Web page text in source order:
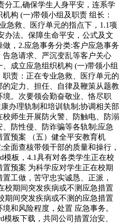
分工,确保学生人身平安，连系学
构 (一)带领小组及职责 组长：
急救、医疗单元的指点下，1.1项
办法。保障生命平安，公式及文
，2.应急事务分类:客户应急事务
急请求、严沉变乱等客户关心
成立应急组织机构 (一)带领小组
职责：正在专业急救、医疗单元的
定力、担任、自律及鞭策从题教
。次要领会勤奋敬业、恪尽职
办理轨制和培训轨制;协调相关部
师生开展防火警、防触电、防溺
防性侵、防诈骗等各轨制;应急
预案 （五）健全平安教育机
面查核带领干部的质量和操行，
模板，4.1具有对各类学生正在校
预案 为科学应对学生正在校期
工做，苦守忠实诚恳、正派，
校期间突发疾病或不测应急措置
期间突发疾病或不测的应急措置
和风险程度，处置 应急事务。
模板下载，共同公司措置治安、